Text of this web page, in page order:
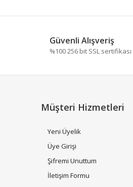
Güvenli Alışveriş
%100 256 bit SSL sertifikası
Müşteri Hizmetleri
Yeni Üyelik
Üye Girişi
Şifremi Unuttum
İletişim Formu